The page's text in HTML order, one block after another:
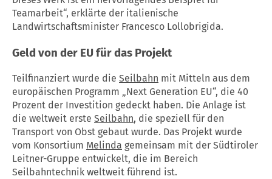
Teamarbeit“, erklärte der italienische
Landwirtschaftsminister Francesco Lollobrigida.
Geld von der EU für das Projekt
Teilfinanziert wurde die Seilbahn mit Mitteln aus dem
europäischen Programm „Next Generation EU“, die 40
Prozent der Investition gedeckt haben. Die Anlage ist
die weltweit erste Seilbahn, die speziell für den
Transport von Obst gebaut wurde. Das Projekt wurde
vom Konsortium Melinda gemeinsam mit der Südtiroler
Leitner-Gruppe entwickelt, die im Bereich
Seilbahntechnik weltweit führend ist.